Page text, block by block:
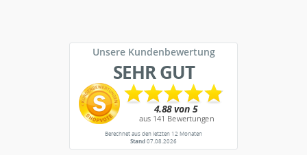
Unsere Kundenbewertung
SEHR GUT
Berechnet aus den letzten 12 Monaten
Stand07.08.2026